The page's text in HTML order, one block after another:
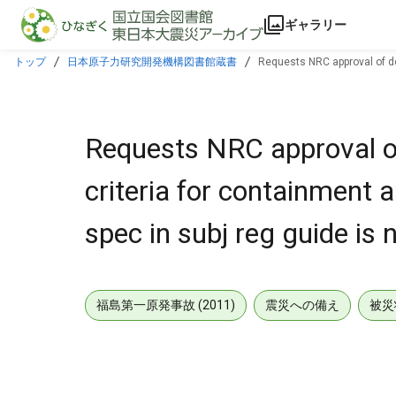
本文に飛ぶ
ギャラリー
トップ 日本原子力研究開発機構図書館蔵書
Requests NRC approval of
Requests NRC approval
criteria for containment
spec in subj reg guide is
福島第一原発事故 (2011) 震災への備え 被災